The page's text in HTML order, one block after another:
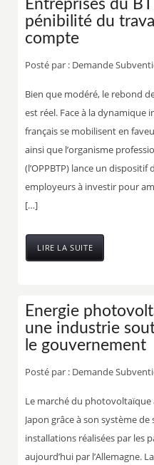
Entreprises du
pénibilité du
compte
Posté par : Demande
Bien que modéré, le rebond
est réel. Face à la dynamique
français se mobilisent en
ainsi que l’organisme
(l’OPPBTP) lance un
employeurs à investir pour
[…]
LIRE LA SUITE
Energie
une industrie
le gouvernement
Posté par : Demande
Le marché du
Japon grâce à son système
installations réalisées par les
aujourd’hui par l’Allemagne.